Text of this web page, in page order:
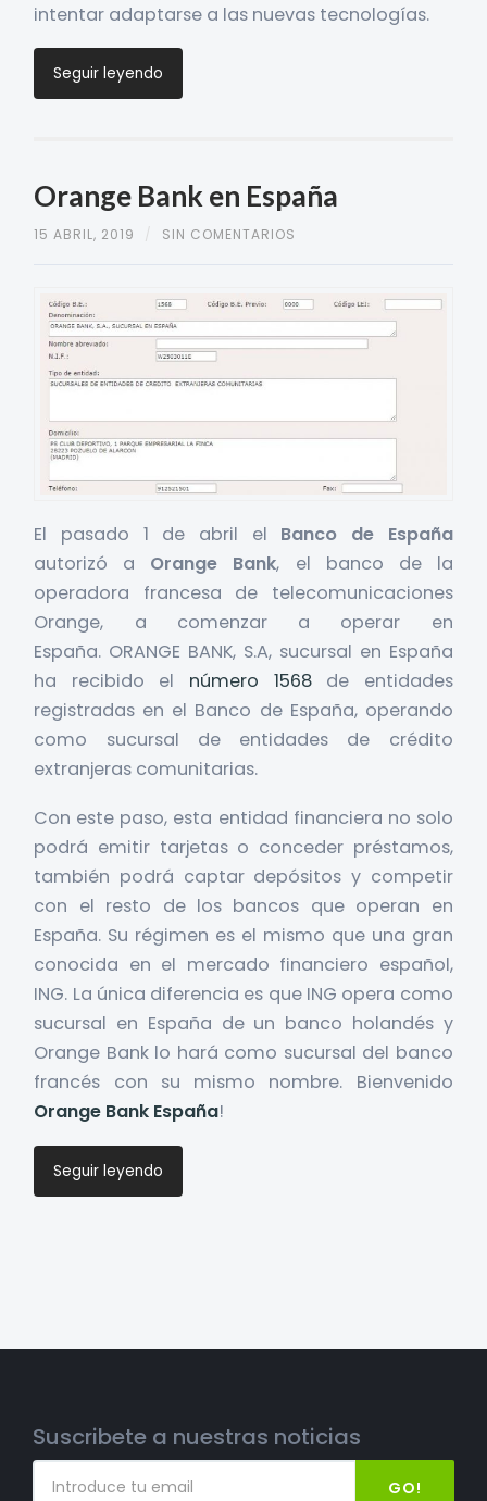
intentar adaptarse a las nuevas tecnologías.
Seguir leyendo
Orange Bank en España
15 ABRIL, 2019 / SIN COMENTARIOS
El pasado 1 de abril el Banco de España
autorizó a Orange Bank, el banco de la
operadora francesa de telecomunicaciones
Orange, a comenzar a operar en
España. ORANGE BANK, S.A, sucursal en España
ha recibido el número 1568de entidades
registradas en el Banco de España, operando
como sucursal de entidades de crédito
extranjeras comunitarias.
Con este paso, esta entidad financiera no solo
podrá emitir tarjetas o conceder préstamos,
también podrá captar depósitos y competir
con el resto de los bancos que operan en
España. Su régimen es el mismo que una gran
conocida en el mercado financiero español,
ING. La única diferencia es que ING opera como
sucursal en España de un banco holandés y
Orange Bank lo hará como sucursal del banco
francés con su mismo nombre. Bienvenido
Orange Bank España!
Seguir leyendo
Suscribete a nuestras noticias
GO!